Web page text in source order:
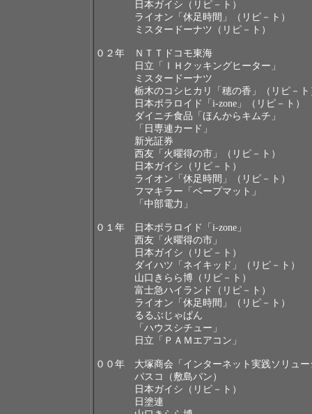
日本ガイシ（リピ－ト）
ライオン「休足時間」（リピ－ト）
ミスタードーナツ（リピ－ト）
０２年 ＮＴＴドコモ東海
日立「ＩＨクッキングヒーター」
ミスタードーナツ
栃木のコシヒカリ「穂の香」（リピ－ト
日本ポラロイド「 i-zone 」（リピ－ト）
ダイニチ食品「ほんからキムチ」
「日専連カード」
新光証券
西友「火曜得の市」（リピ－ト）
日本ガイシ（リピ－ト）
ライオン「休足時間」（リピ－ト）
フマキラー「ベープマット」
「中部電力」
０１年 日本ポラロイド「 i-zone 」
西友「火曜得の市」
日本ガイシ（リピ－ト）
ダイハツ「ネイキッド」（リピ－ト）
山口きらら博（リピ－ト）
富士急ハイランド（リピ－ト）
ライオン「休足時間」（リピ－ト）
るるぶじゃぱん
「ハウスシチュー」
日立「ＰＡＭエアコン」
００年 大塚商会「インターネット実践ソリュー
パスコ（敷島パン）
日本ガイシ（リピ－ト）
日塗連